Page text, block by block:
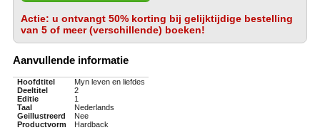
Actie: u ontvangt 50% korting bij gelijktijdige bestelling
van 5 of meer (verschillende) boeken!
Aanvullende informatie
Hoofdtitel
Myn leven en liefdes
Deeltitel
2
Editie
1
Taal
Nederlands
Geillustreerd
Nee
Productvorm
Hardback